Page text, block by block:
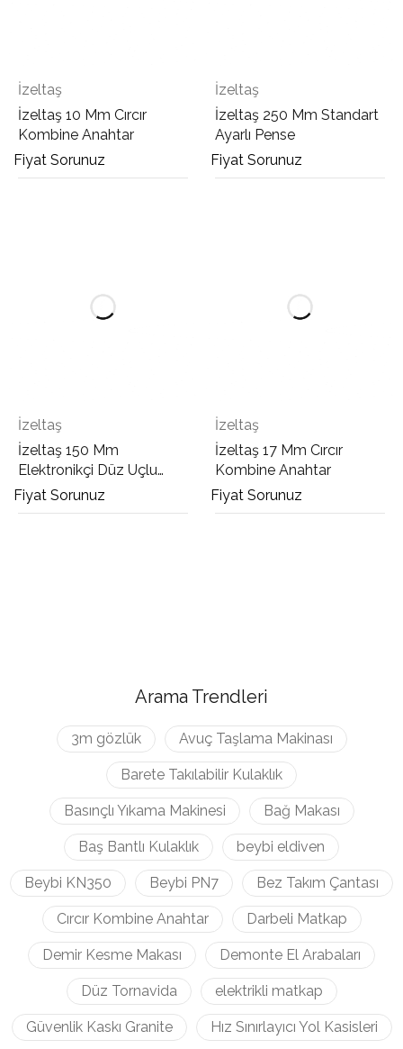
İzeltaş
İzeltaş 10 Mm Cırcır
Kombine Anahtar
Fiyat Sorunuz
İzeltaş
İzeltaş 250 Mm Standart
Ayarlı Pense
Fiyat Sorunuz
İzeltaş
İzeltaş 150 Mm
Elektronikçi Düz Uçlu
Kargaburun
Fiyat Sorunuz
İzeltaş
İzeltaş 17 Mm Cırcır
Kombine Anahtar
Fiyat Sorunuz
Arama Trendleri
3m gözlük Avuç Taşlama Makinası
Barete Takılabilir Kulaklık
Basınçlı Yıkama Makinesi Bağ Makası
Baş Bantlı Kulaklık beybi eldiven
Beybi KN350 Beybi PN7 Bez Takım Çantası
Cırcır Kombine Anahtar Darbeli Matkap
Demir Kesme Makası Demonte El Arabaları
Düz Tornavida elektrikli matkap
Güvenlik Kaskı Granite Hız Sınırlayıcı Yol Kasisleri